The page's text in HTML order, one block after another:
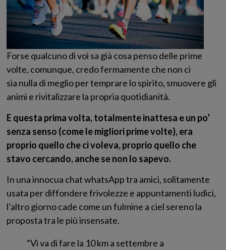
Forse qualcuno di voi sa già cosa penso delle prime
volte, comunque, credo fermamente che non ci
sia nulla di meglio per temprare lo spirito, smuovere gli
animi e rivitalizzare la propria quotidianità.
E questa prima volta, totalmente inattesa e un po’
senza senso (come le migliori prime volte), era
proprio quello che ci voleva, proprio quello che
stavo cercando, anche se non lo sapevo.
In una innocua chat whatsApp tra amici, solitamente
usata per diffondere frivolezze e appuntamenti ludici,
l’altro giorno cade come un fulmine a ciel sereno la
proposta tra le più insensate.
“Vi va di fare la 10 km a settembre a